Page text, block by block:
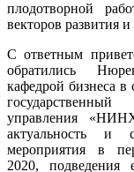
плодотворной
векторов развития и
С ответным
обратились
кафедрой бизнеса
управления
актуальность и
мероприятия в
2020, подведения